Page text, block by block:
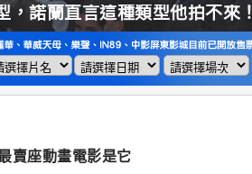
諾蘭直言這種類型他拍不來！
賣座動畫電影是它